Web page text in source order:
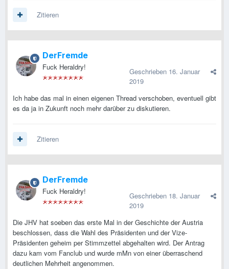
Zitieren
DerFremde
Fuck Heraldry! Geschrieben 16. Januar
2019
Ich habe das mal in einen eigenen Thread verschoben, eventuell gibt
es da ja in Zukunft noch mehr darüber zu diskutieren.
Zitieren
DerFremde
Fuck Heraldry! Geschrieben 18. Januar
2019
Die JHV hat soeben das erste Mal in der Geschichte der Austria
beschlossen, dass die Wahl des Präsidenten und der Vize-
Präsidenten geheim per Stimmzettel abgehalten wird. Der Antrag
dazu kam vom Fanclub und wurde mMn von einer überraschend
deutlichen Mehrheit angenommen.